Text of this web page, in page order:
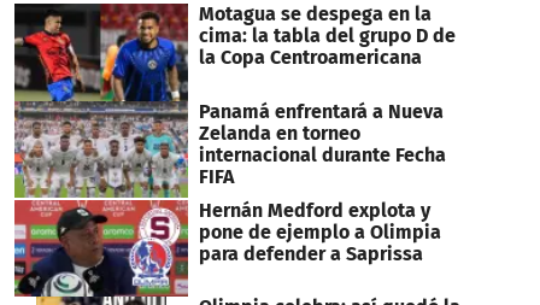
Motagua se despega en la
cima: la tabla del grupo D de
la Copa Centroamericana
Panamá enfrentará a Nueva
Zelanda en torneo
internacional durante Fecha
FIFA
Hernán Medford explota y
pone de ejemplo a Olimpia
para defender a Saprissa